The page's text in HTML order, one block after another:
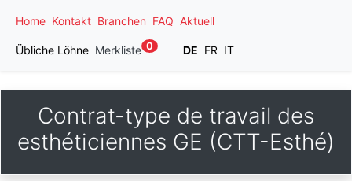
Home Kontakt Branchen FAQ Aktuell
Übliche Löhne Merkliste 0 DE FR IT
Contrat-type de travail des
esthéticiennes GE (CTT-Esthé)